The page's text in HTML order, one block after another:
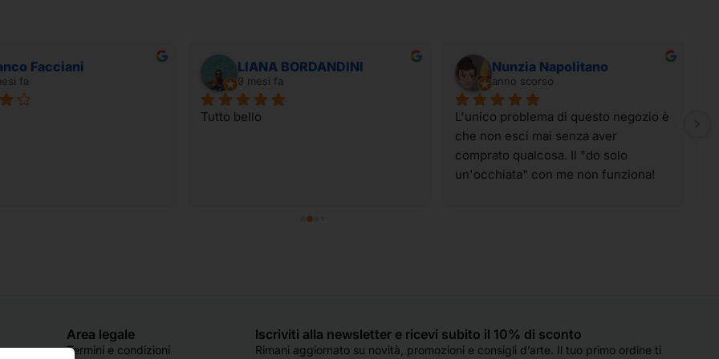
Facciani
fa
LIANA BORDANDINI
9 mesi fa
Tutto bello
Nunzia Napolitano
anno scorso
L'unico problema di questo negozio è
che non esci mai senza aver
comprato qualcosa. Il "do solo
un'occhiata" con me non funziona!
Hanno sempre un occhio di riguardo
per tutti e si fanno in quattro per
Area legale
Termini e condizioni
Iscriviti alla newsletter e ricevi subito il 10% di sconto
Rimani aggiornato su novità, promozioni e consigli d’arte. Il tuo primo ordine ti